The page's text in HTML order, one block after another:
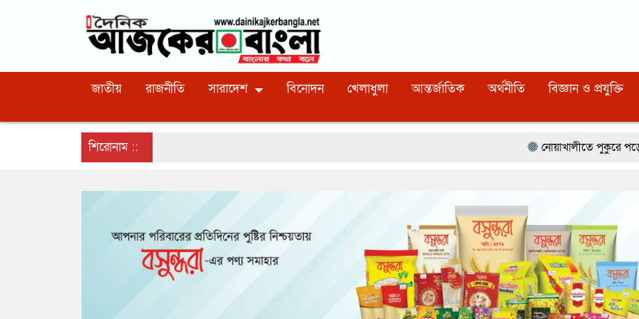
জাতীয় রাজনীতি সারাদেশ বিনোদন খেলাধুলা আন্তর্জাতিক অর্থনীতি বিজ্ঞান ও প্রযুক্তি
শিরোনাম :: নোয়াখালীতে পুকুরে পড়ে শিশুর মৃত্যু